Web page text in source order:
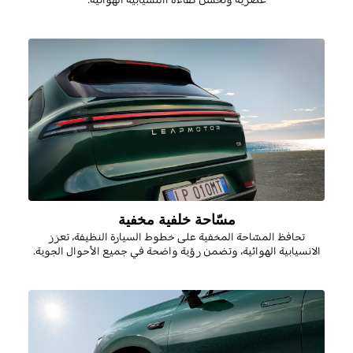
مسّاحة خلفية مخفية
تحافظ المسّاحة المخفية على خطوط السيارة النظيفة، تعزز
الانسيابية الهوائية، وتضمن رؤية واضحة في جميع الأحوال الجوية.